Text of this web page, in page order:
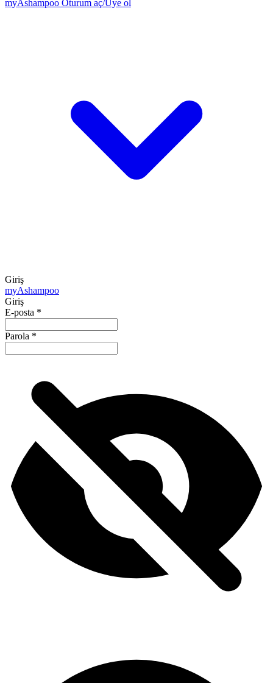
myAshampoo Oturum aç/Üye ol
Giriş
myAshampoo
Giriş
E-posta *
Parola *